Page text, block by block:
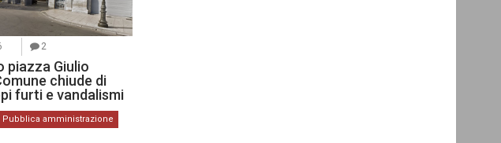
2
piazza Giulio
chiude di
furti e vandalismi
Pubblica amministrazione